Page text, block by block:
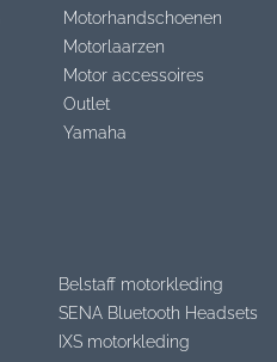
Motorhandschoenen
Motorlaarzen
Motor accessoires
Outlet
Yamaha
Belstaff motorkleding
SENA Bluetooth Headsets
IXS motorkleding